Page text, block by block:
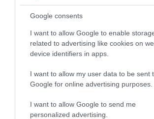
Google consents
I want to allow Google to enable
related to advertising like cookies on
device identifiers in apps.
I want to allow my user data to be sent
Google for online advertising purposes.
I want to allow Google to send me
personalized advertising.
06.08.2026 | 21:00
Καφές: Τα οφέλη της μέτριας
κατανάλωσης σύμφωνα με ειδικό
στο μικροβίωμα του εντέρου
«Ανάσα» για τους αγρότες στην
Εύβοια: Ολοκληρώθηκε μεγάλο
06.08.2026 | 20:40
ΠΕΡΙΣΣΟΤΕΡΑ ΑΠΟ ΟΙΚΟΝΟΜΙΑ